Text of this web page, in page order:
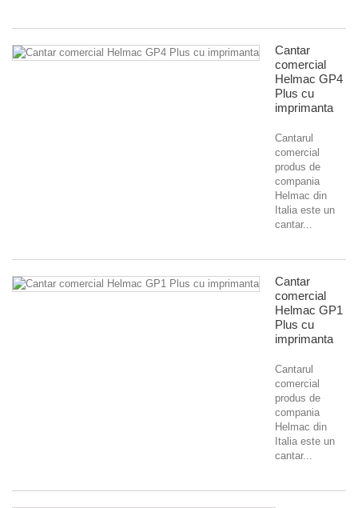
Cantar
comercial
Helmac GP4
Plus cu
imprimanta
Cantarul
comercial
produs de
compania
Helmac din
Italia este un
cantar...
Cantar
comercial
Helmac GP1
Plus cu
imprimanta
Cantarul
comercial
produs de
compania
Helmac din
Italia este un
cantar...